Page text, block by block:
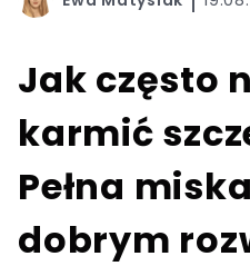
Jak często
karmić
Pełna
dobrym